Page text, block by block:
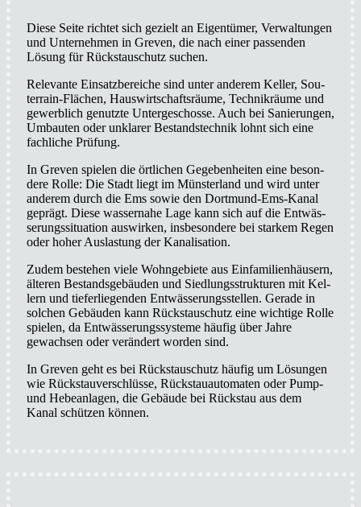
Die­se Sei­te rich­tet sich gezielt an Eigen­tü­mer, Ver­wal­tun­gen
und Unter­neh­men in Gre­ven, die nach einer pas­sen­den
Lösung für Rückstau­schutz suchen.
Rele­van­te Ein­satz­be­rei­che sind unter ande­rem Kel­ler, Sou­­
ter­rain-Flä­chen, Haus­wirt­schafts­räu­me, Tech­nik­räu­me und
gewerb­lich genutz­te Unter­ge­schos­se. Auch bei Sanie­run­gen,
Umbau­ten oder unkla­rer Bestands­tech­nik lohnt sich eine
fach­li­che Prü­fung.
In Gre­ven spie­len die ört­li­chen Gege­ben­hei­ten eine beson­
de­re Rol­le: Die Stadt liegt im Müns­ter­land und wird unter
ande­rem durch die Ems sowie den Dor­t­­mund-Ems-Kanal
geprägt. Die­se was­ser­na­he Lage kann sich auf die Ent­wäs­
se­rungs­si­tua­ti­on aus­wir­ken, ins­be­son­de­re bei star­kem Regen
oder hoher Aus­las­tung der Kana­li­sa­ti­on.
Zudem bestehen vie­le Wohn­ge­bie­te aus Ein­fa­mi­li­en­häu­sern,
älte­ren Bestands­ge­bäu­den und Sied­lungs­struk­tu­ren mit Kel­
lern und tie­fer­lie­gen­den Ent­wäs­se­rungs­stel­len. Gera­de in
sol­chen Gebäu­den kann Rückstau­schutz eine wich­ti­ge Rol­le
spie­len, da Ent­wäs­se­rungs­sys­te­me häu­fig über Jah­re
gewach­sen oder ver­än­dert wor­den sind.
In Gre­ven geht es bei Rückstau­schutz häu­fig um Lösun­gen
wie Rück­stau­ver­schlüs­se, Rück­stau­au­to­ma­ten oder Pump-
und Hebe­an­la­gen, die Gebäu­de bei Rück­stau aus dem
Kanal schüt­zen kön­nen.